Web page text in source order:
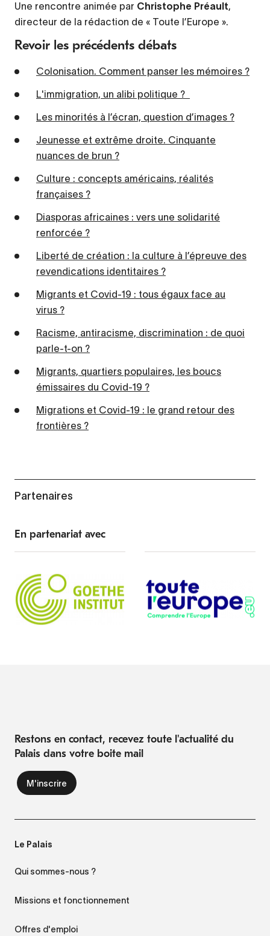
Une rencontre animée par Christophe Préault,
directeur de la rédaction de « Toute l’Europe ».
Revoir les précédents débats
Colonisation. Comment panser les mémoires ?
L'immigration, un alibi politique ?
Les minorités à l’écran, question d’images ?
Jeunesse et extrême droite. Cinquante
nuances de brun ?
Culture : concepts américains, réalités
françaises ?
Diasporas africaines : vers une solidarité
renforcée ?
Liberté de création : la culture à l’épreuve des
revendications identitaires ?
Migrants et Covid-19 : tous égaux face au
virus ?
Racisme, antiracisme, discrimination : de quoi
parle-t-on ?
Migrants, quartiers populaires, les boucs
émissaires du Covid-19 ?
Migrations et Covid-19 : le grand retour des
frontières ?
Partenaires
En partenariat avec
Restons en contact, recevez toute l'actualité du
Palais dans votre boite mail
Le Palais
Qui sommes-nous ?
Missions et fonctionnement
Offres d'emploi